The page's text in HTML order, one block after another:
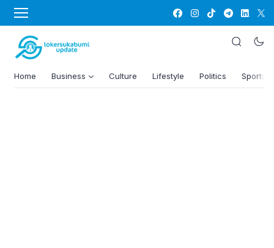
Home Business Culture Lifestyle Politics Sports